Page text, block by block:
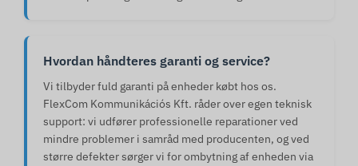
Hvordan håndteres garanti og service?
Vi tilbyder fuld garanti på enheder købt hos os.
FlexCom Kommunikációs Kft. råder over egen teknisk
support: vi udfører professionelle reparationer ved
mindre problemer i samråd med producenten, og ved
større defekter sørger vi for ombytning af enheden via